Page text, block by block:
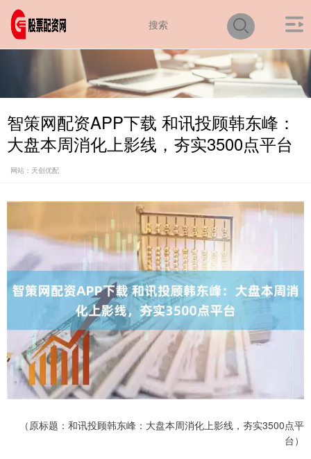
智策网配资APP下载 和讯投顾韩东峰：
大盘本周消化上影线，夯实3500点平台
网站：天创优配
（原标题：和讯投顾韩东峰：大盘本周消化上影线，夯实3500点平
台）